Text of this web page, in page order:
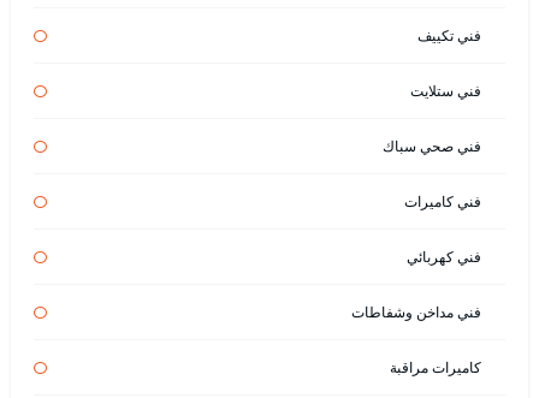
فني تكييف
فني ستلايت
فني صحي سباك
فني كاميرات
فني كهربائي
فني مداخن وشفاطات
كاميرات مراقبة